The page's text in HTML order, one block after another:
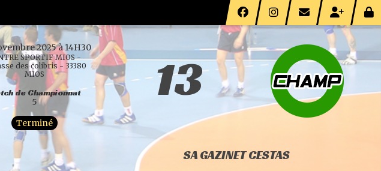
2025 à 14H30
SPORTIF MIOS -
des colibris - 33380
MIOS
de Championnat
5
Terminé
13
SA GAZINET CESTAS